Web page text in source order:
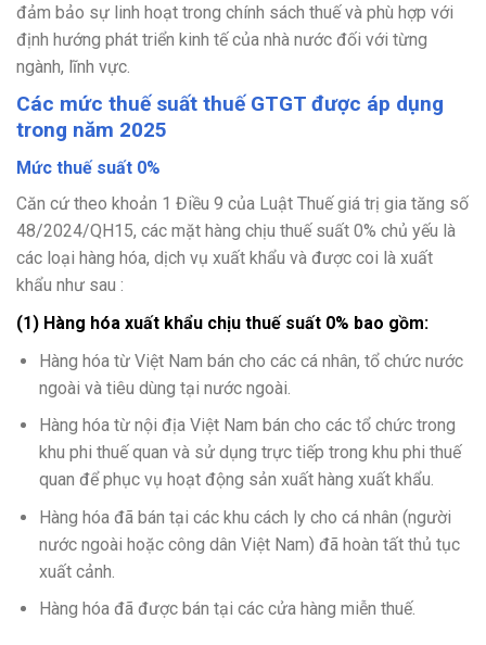
đảm bảo sự linh hoạt trong chính sách thuế và phù hợp với
định hướng phát triển kinh tế của nhà nước đối với từng
ngành, lĩnh vực.
Các mức thuế suất thuế GTGT được áp dụng
trong năm 2025
Mức thuế suất 0%
Căn cứ theo khoản 1 Điều 9 của Luật Thuế giá trị gia tăng số
48/2024/QH15, các mặt hàng chịu thuế suất 0% chủ yếu là
các loại hàng hóa, dịch vụ xuất khẩu và được coi là xuất
khẩu như sau :
(1) Hàng hóa xuất khẩu chịu thuế suất 0% bao gồm:
Hàng hóa từ Việt Nam bán cho các cá nhân, tổ chức nước
ngoài và tiêu dùng tại nước ngoài.
Hàng hóa từ nội địa Việt Nam bán cho các tổ chức trong
khu phi thuế quan và sử dụng trực tiếp trong khu phi thuế
quan để phục vụ hoạt động sản xuất hàng xuất khẩu.
Hàng hóa đã bán tại các khu cách ly cho cá nhân (người
nước ngoài hoặc công dân Việt Nam) đã hoàn tất thủ tục
xuất cảnh.
Hàng hóa đã được bán tại các cửa hàng miễn thuế.